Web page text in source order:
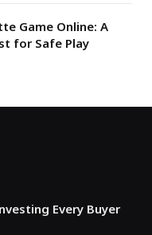
Game Online: A
for Safe Play
Every Buyer